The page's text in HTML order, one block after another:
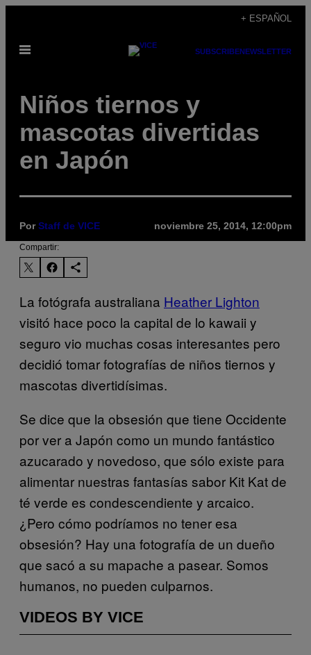
contenido
+ ESPAÑOL
Abrir
SUBSCRIBENEWSLETTER
Niños tiernos y
mascotas divertidas
en Japón
PorStaff de VICE noviembre 25, 2014, 12:00pm
Compartir:
​La fotógrafa australiana Heather ​Lighton​
visitó hace poco la capital de lo kawaii y
seguro vio muchas cosas interesantes pero
decidió tomar fotografías de niños tiernos y
mascotas divertidísimas.
Se dice que la obsesión que tiene Occidente
por ver a Japón como un mundo fantástico
azucarado y novedoso, que sólo existe para
alimentar nuestras fantasías sabor Kit Kat de
té verde es condescendiente y arcaico.
¿Pero cómo podríamos no tener esa
obsesión? Hay una fotografía de un dueño
que sacó a su mapache a pasear. Somos
humanos, no pueden culparnos.
VIDEOS BY VICE